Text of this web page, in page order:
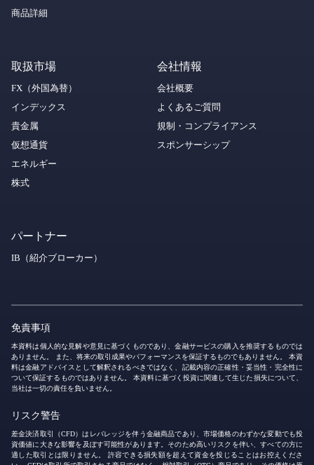
商品詳細
取扱市場
FX（外国為替）
インデックス
貴金属
仮想通貨
エネルギー
株式
会社情報
会社概要
よくあるご質問
規制・コンプライアンス
スポンサーシップ
パートナー
IB（紹介ブローカー）
免責事項
本資料は個人的な見解や意見に基づくものであり、金融サービスの購入を推奨するものでは
ありません。 また、将来の取引成果やパフォーマンスを保証するものでもありません。 本資
料は金融アドバイスとして解釈されるべきではなく、記載内容の正確性・妥当性・完全性に
ついて保証するものではありません。 本資料に基づく投資に関連して生じた損失について、
当社は一切の責任を負いません。
リスク警告
差金決済取引（CFD）はレバレッジを伴う金融商品であり、市場価格のわずかな変動でも投
資価値に大きな影響を及ぼす可能性があります。そのため高いリスクを伴い、すべての方に
適した取引とは限りません。 許容できる損失額を超えて資金を投じることはお控えくださ